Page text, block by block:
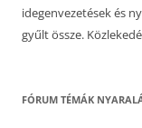
idegenvezetések és
gyűlt össze.
FÓRUM TÉMÁK